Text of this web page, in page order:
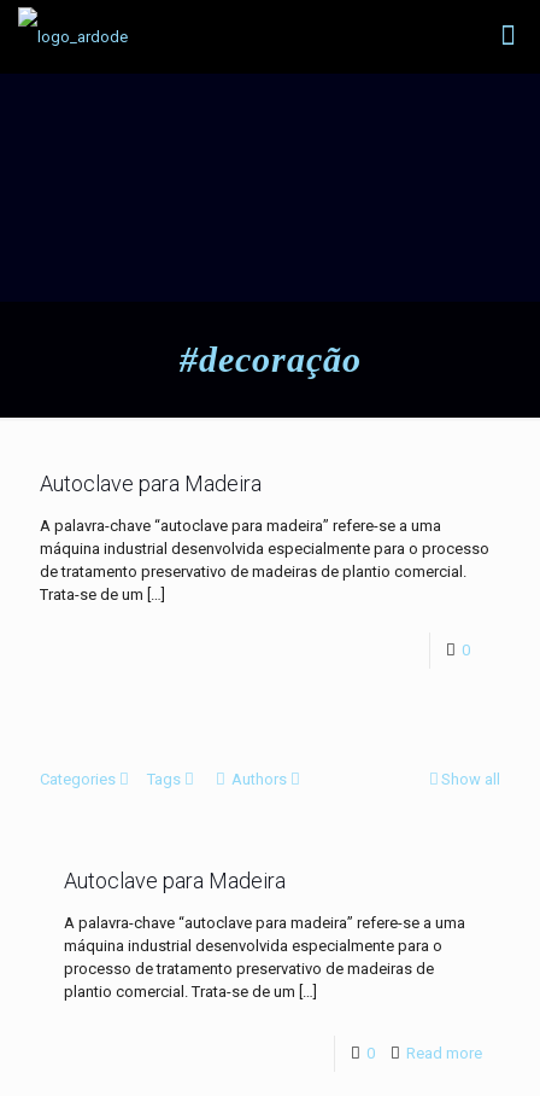
#decoração
Autoclave para Madeira
A palavra-chave “autoclave para madeira” refere-se a uma
máquina industrial desenvolvida especialmente para o processo
de tratamento preservativo de madeiras de plantio comercial.
Trata-se de um […]
0
Categories Tags Authors Show all
Autoclave para Madeira
A palavra-chave “autoclave para madeira” refere-se a uma
máquina industrial desenvolvida especialmente para o
processo de tratamento preservativo de madeiras de
plantio comercial. Trata-se de um […]
0 Read more